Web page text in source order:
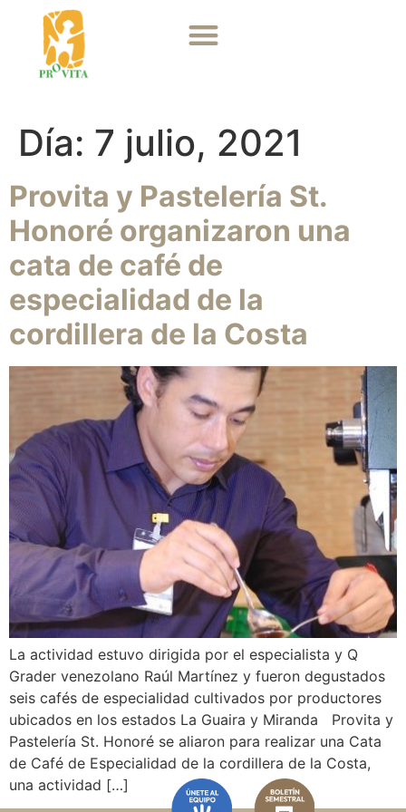
Día: 7 julio, 2021
Provita y Pastelería St.
Honoré organizaron una
cata de café de
especialidad de la
cordillera de la Costa
La actividad estuvo dirigida por el especialista y Q
Grader venezolano Raúl Martínez y fueron degustados
seis cafés de especialidad cultivados por productores
ubicados en los estados La Guaira y Miranda Provita y
Pastelería St. Honoré se aliaron para realizar una Cata
de Café de Especialidad de la cordillera de la Costa,
una actividad […]